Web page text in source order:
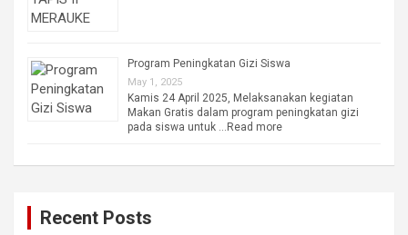
Program Peningkatan Gizi Siswa
May 1, 2025
Kamis 24 April 2025, Melaksanakan kegiatan
Makan Gratis dalam program peningkatan gizi
pada siswa untuk … Read more
Recent Posts